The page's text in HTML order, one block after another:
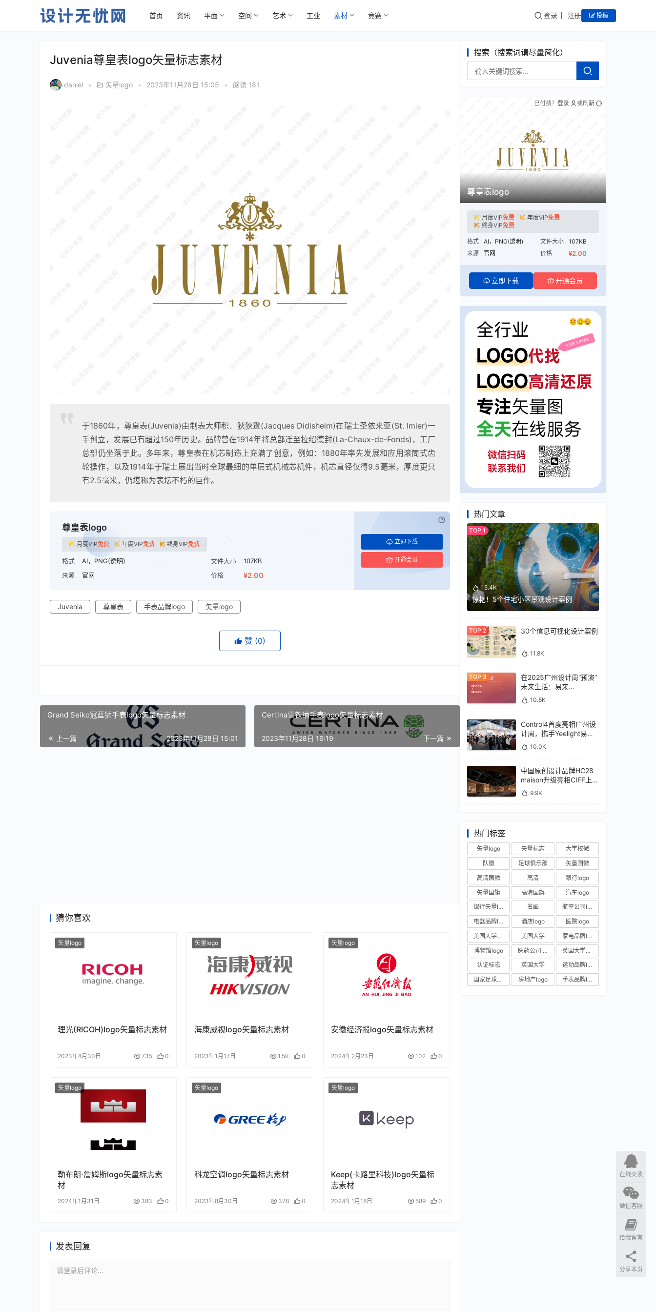
首页 资讯 平面 空间 艺术 工业 素材 竞赛 登录 注册 投稿
Juvenia尊皇表logo矢量标志素材
daniel • 矢量logo • 2023年11月28日 15:05 • 阅读 181
于1860年，尊皇表(Juvenia)由制表大师积．狄狄逊(Jacques Didisheim)在瑞士圣依来亚(St. Imier)一
手创立，发展已有超过150年历史。品牌曾在1914年将总部迁至拉绍德封(La-Chaux-de-Fonds)，工厂
总部仍坐落于此。多年来，尊皇表在机芯制造上充满了创意，例如：1880年率先发展和应用滚筒式齿
轮操作，以及1914年于瑞士展出当时全球最细的单层式机械芯机件，机芯直径仅得9.5毫米，厚度更只
有2.5毫米，仍堪称为表坛不朽的巨作。
尊皇表logo
月度VIP免费 年度VIP免费 终身VIP免费
格式 AI，PNG(透明) 文件大小
107KB
来源
官网 价格 ¥2.00
立即下载
开通会员
已付费？ 登录 或 刷新
Juvenia 尊皇表 手表品牌logo 矢量logo
赞 (0)
Grand Seiko冠蓝狮手表logo矢量标志素材
上一篇 2023年11月28日 15:01
Certina雪铁纳手表logo矢量标志素材
下一篇
2023年11月28日 16:19
猜你喜欢
矢量logo
理光(RICOH)logo矢量标志素材
2023年8月30日 735 0
矢量logo
海康威视logo矢量标志素材
2023年1月17日 1.5K 0
矢量logo
安徽经济报logo矢量标志素材
2024年2月23日 102 0
矢量logo
勒布朗·詹姆斯logo矢量标志素
材
2024年1月31日 383 0
矢量logo
科龙空调logo矢量标志素材
2023年8月30日 378 0
矢量logo
Keep(卡路里科技)logo矢量标
志素材
2024年1月18日 589 0
发表回复
请登录后评论...
搜索（搜索词请尽量简化）
尊皇表logo
月度VIP免费 年度VIP免费
终身VIP免费
格式 AI，PNG(透明) 文件大小
107KB
来源
官网 价格 ¥2.00
立即下载 开通会员
已付费？ 登录 或刷新
热门文章
15.4K
惊艳！5个住宅小区景观设计案例
30个信息可视化设计案例
11.8K
在2025广州设计周“预演”
未来生活：易来
xControl4展位待您亲鉴
10.8K
Control4首度亮相广州设
计周，携手Yeelight易来
深化本土战略
10.0K
中国原创设计品牌HC28
maison升级亮相CIFF上
海，汇聚设计巨擘
9.9K
热门标签
矢量logo 矢量标志
大学校徽
队徽
足球俱乐部
矢量国徽
高清国徽
高清
银行logo
矢量国旗
高清国旗
汽车logo
银行矢量logo
名画
航空公司logo
电器品牌logo
酒店logo
医院logo
美国大学校徽
美国大学
家电品牌logo
博物馆logo
医药公司logo
英国大学校徽
认证标志
英国大学
运动品牌logo
国家足球队队徽
房地产logo 手表品牌logo
在线交谈
微信客服
给我留言
分享本页